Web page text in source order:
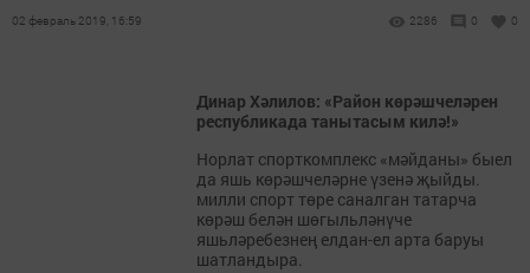
02 февраль 2019, 16:59 2286 0 0
Динар Хәлилов: «Район көрәшчеләрен
республикада танытасым килә!»
Норлат спорткомплекс «мәйданы» быел
да яшь көрәшчеләрне үзенә җыйды.
милли спорт төре саналган татарча
көрәш белән шөгыльләнүче
яшьләребезнең елдан-ел арта баруы
шатландыра.